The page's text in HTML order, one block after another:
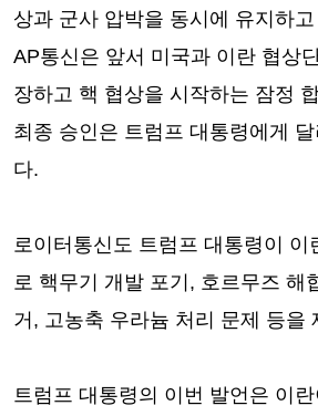
상과 군사 압박을 동시에 유지하
AP통신은 앞서 미국과 이란 협상
장하고 핵 협상을 시작하는 잠정
최종 승인은 트럼프 대통령에게
다.
로이터통신도 트럼프 대통령이 이
로 핵무기 개발 포기, 호르무즈 해
거, 고농축 우라늄 처리 문제 등을
트럼프 대통령의 이번 발언은 이